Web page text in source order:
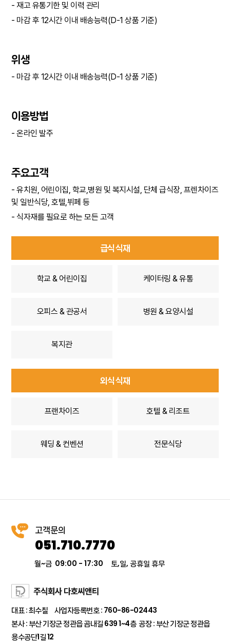
-재고 유통기한 및 이력 관리
- 마감 후 12시간 이내 배송능력(D-1 상품 기준)
위생
- 마감 후 12시간 이내 배송능력(D-1 상품 기준)
이용방법
- 온라인 발주
주요고객
-유치원, 어린이집, 학교,병원 및 복지시설, 단체 급식장, 프렌차이즈
및 일반식당, 호텔,뷔페 등
- 식자재를 필요로 하는 모든 고객
급식 식재
학교 & 어린이집 케이터링 & 유통
오피스 & 관공서 병원 & 요양시설
복지관
외식 식재
프랜차이즈 호텔 & 리조트
웨딩 & 컨벤션 전문식당
대표 : 최수칠 사업자등록번호 : 760-86-02443
본사 : 부산 기장군 정관읍 곰내길 639 1~4층 공장 : 부산 기장군 정관읍
용수공단1길 12
고객문의
051.710.7770
월~금 09:00 - 17:30토,일, 공휴일 휴무